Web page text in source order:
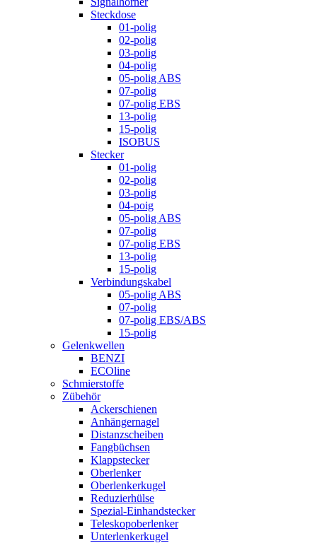
Steckdose
01-polig
02-polig
03-polig
04-polig
05-polig ABS
07-polig
07-polig EBS
13-polig
15-polig
ISOBUS
Stecker
01-polig
02-polig
03-polig
04-poig
05-polig ABS
07-polig
07-polig EBS
13-polig
15-polig
Verbindungskabel
05-polig ABS
07-polig
07-polig EBS/ABS
15-polig
Gelenkwellen
BENZI
ECOline
Schmierstoffe
Zübehör
Ackerschienen
Anhängernagel
Distanzscheiben
Fangbüchsen
Klappstecker
Oberlenker
Oberlenkerkugel
Reduzierhülse
Spezial-Einhandstecker
Teleskopoberlenker
Unterlenkerkugel